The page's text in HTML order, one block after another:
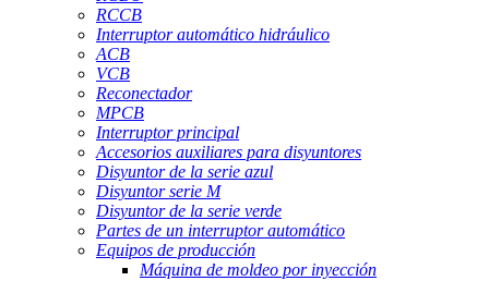
RCCB
Interruptor automático hidráulico
ACB
VCB
Reconectador
MPCB
Interruptor principal
Accesorios auxiliares para disyuntores
Disyuntor de la serie azul
Disyuntor serie M
Disyuntor de la serie verde
Partes de un interruptor automático
Equipos de producción
Máquina de moldeo por inyección